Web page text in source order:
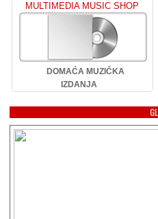
MULTIMEDIA MUSIC SHOP
DOMAĆA MUZIČKA
IZDANJA